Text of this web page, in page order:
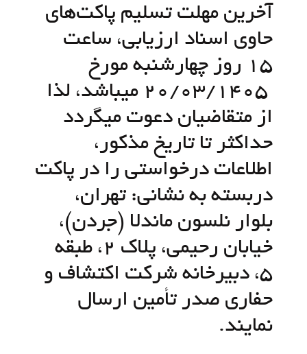
آخرین مهلت تسلیم پاکت‌های
حاوی اسناد ارزیابی، ساعت
15 روز چهارشنبه مورخ
20/03/1405 می­باشد، لذا
از متقاضیان دعوت می­گردد
حداکثر تا تاریخ مذکور،
اطلاعات درخواستی را در پاکت
دربسته به نشانی: تهران،
بلوار نلسون ماندلا (جردن)،
خیابان رحیمی، پلاک 2، طبقه
5، دبیرخانه شرکت اکتشاف و
حفاری صدر تأمین ارسال
نمایند.